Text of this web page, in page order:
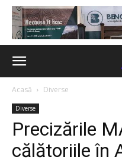
Acasă Diverse
Diverse
Precizările
călătoriile în